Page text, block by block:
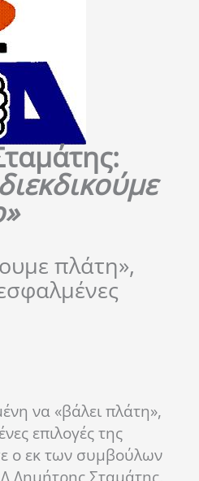
πλάτη»,
να «βάλει πλάτη»,
επιλογές της
ο εκ των συμβούλων